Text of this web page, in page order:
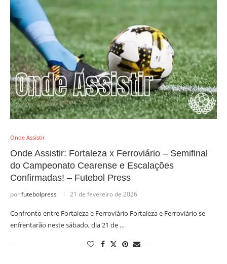
Onde Assistir
Onde Assistir: Fortaleza x Ferroviário – Semifinal
do Campeonato Cearense e Escalações
Confirmadas! – Futebol Press
porfutebolpress 21 de fevereiro de 2026
Confronto entre Fortaleza e Ferroviário Fortaleza e Ferroviário se
enfrentarão neste sábado, dia 21 de …